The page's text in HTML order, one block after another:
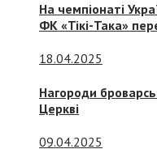
На чемпіонаті
ФК «Тікі-Така»
18.04.2025
Нагороди
Церкві
09.04.2025